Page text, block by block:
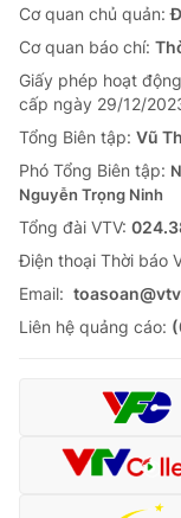
Cơ quan chủ quản:
Cơ quan báo chí:
Giấy phép hoạt
cấp ngày 29/12/
Tổng Biên tập: Vũ
Phó Tổng Biên tập:
Nguyễn Trọng Ninh
Tổng đài VTV:
Ðiện thoại Thời báo
Email:
Liên hệ quảng cáo: